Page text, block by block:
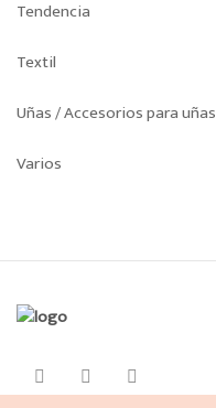
Tendencia
Textil
Uñas / Accesorios para uñas
Varios